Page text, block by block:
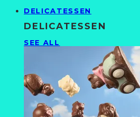
DELICATESSEN
DELICATESSEN
SEE ALL